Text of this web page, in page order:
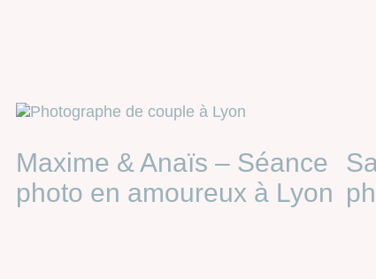
Maxime & Anaïs – Séance
photo en amoureux à Lyon